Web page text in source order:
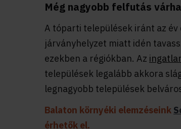
Még nagyobb felfutás
A tóparti települések iránt az
járványhelyzet miatt idén
ezekben a régiókban. Az
települések legalább akkora
legnagyobb települések
Balaton környéki elemzéseink
érhetők el.